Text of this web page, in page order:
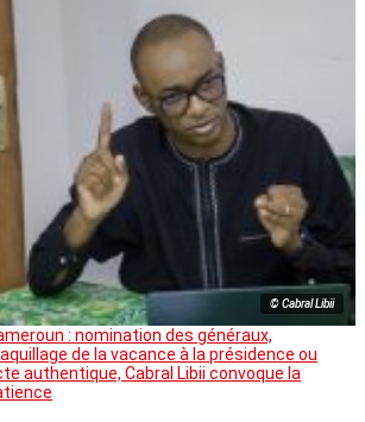
© Cabral Libii
: nomination des généraux,
de la vacance à la présidence ou
authentique, Cabral Libii convoque la